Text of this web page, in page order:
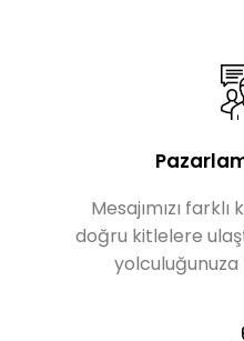
Mesajımızı
doğru kitlelere
yolculuğunuza